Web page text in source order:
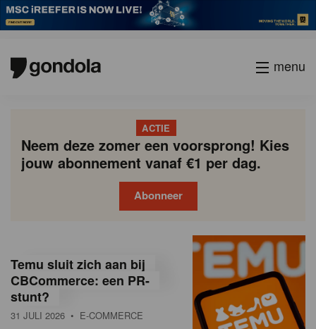
menu
ACTIE
Neem deze zomer een voorsprong! Kies
jouw abonnement vanaf €1 per dag.
Abonneer
o
n
d
Temu sluit zich aan bij
CBCommerce: een PR-
stunt?
31 JULI 2026 • E-COMMERCE